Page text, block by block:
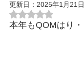
更新日： 2025年1月21日
5つ星のうちNaN
本年もQOMはり